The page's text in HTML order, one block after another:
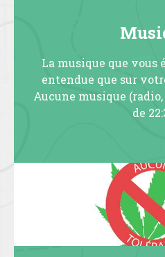
La musique que vous
entendue que sur
Aucune musique
de